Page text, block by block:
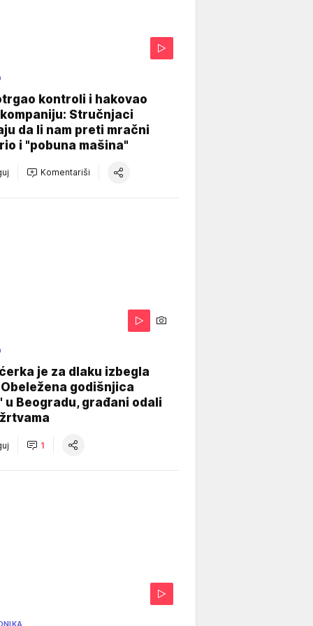
kontroli i hakovao
Stručnjaci
da li nam preti mračni
i "pobuna mašina"
Komentariši
je za dlaku izbegla
godišnjica
u Beogradu, građani odali
1